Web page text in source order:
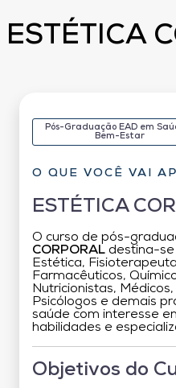
ESTÉTICA
Pós-Graduação EAD em
Bem-Estar
O QUE VOCÊ VAI
ESTÉTICA
O curso de pós-
CORPORAL destina-
Estética,
Farmacêuticos,
Nutricionistas,
Psicólogos e demais
saúde com interesse
habilidades e
Objetivos do